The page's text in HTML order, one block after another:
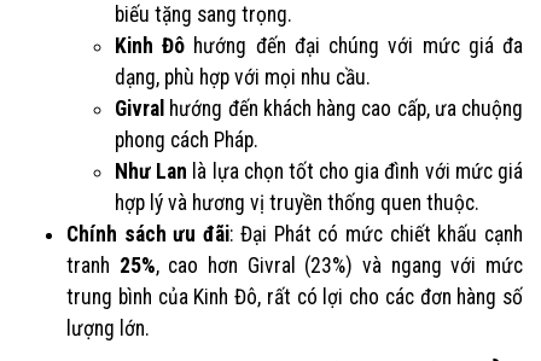
biếu tặng sang trọng.
Kinh Đô hướng đến đại chúng với mức giá đa
dạng, phù hợp với mọi nhu cầu.
Givral hướng đến khách hàng cao cấp, ưa chuộng
phong cách Pháp.
Như Lan là lựa chọn tốt cho gia đình với mức giá
hợp lý và hương vị truyền thống quen thuộc.
Chính sách ưu đãi: Đại Phát có mức chiết khấu cạnh
tranh 25%, cao hơn Givral (23%) và ngang với mức
trung bình của Kinh Đô, rất có lợi cho các đơn hàng số
lượng lớn.